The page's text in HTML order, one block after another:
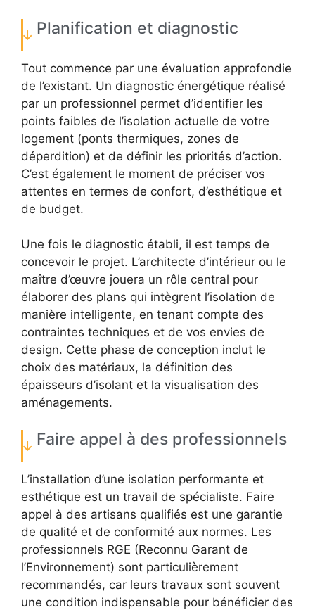
Planification et diagnostic
Tout commence par une évaluation approfondie
de l’existant. Un diagnostic énergétique réalisé
par un professionnel permet d’identifier les
points faibles de l’isolation actuelle de votre
logement (ponts thermiques, zones de
déperdition) et de définir les priorités d’action.
C’est également le moment de préciser vos
attentes en termes de confort, d’esthétique et
de budget.
Une fois le diagnostic établi, il est temps de
concevoir le projet. L’architecte d’intérieur ou le
maître d’œuvre jouera un rôle central pour
élaborer des plans qui intègrent l’isolation de
manière intelligente, en tenant compte des
contraintes techniques et de vos envies de
design. Cette phase de conception inclut le
choix des matériaux, la définition des
épaisseurs d’isolant et la visualisation des
aménagements.
Faire appel à des professionnels
L’installation d’une isolation performante et
esthétique est un travail de spécialiste. Faire
appel à des artisans qualifiés est une garantie
de qualité et de conformité aux normes. Les
professionnels RGE (Reconnu Garant de
l’Environnement) sont particulièrement
recommandés, car leurs travaux sont souvent
une condition indispensable pour bénéficier des